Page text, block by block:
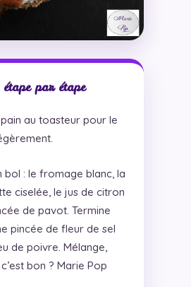
par étape
au toasteur pour le
bol : le fromage blanc, la
ciselée, le jus de citron
de pavot. Termine
pincée de fleur de sel
de poivre. Mélange,
bon ? Marie Pop